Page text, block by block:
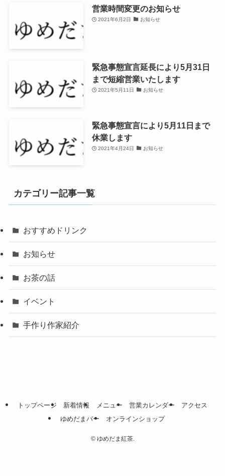
営業時間変更のお知らせ
2021年6月2日 お知らせ
緊急事態宣言延長により5月31日
まで短縮営業いたします
2021年5月11日 お知らせ
緊急事態宣言により5月11日まで
休業します
2021年4月24日 お知らせ
カテゴリー記事一覧
おすすめドリンク
お知らせ
お茶の話
イベント
手作り作家紹介
トップページ 新着情報 メニュー 営業カレンダー
アクセス
ゆめだまバー
オンラインショップ
©ゆめだま紅茶.